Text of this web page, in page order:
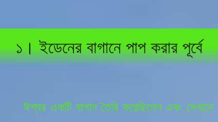
১। ইডেনের বাগানে পাপ করার পূর্বে
ঈশ্বর একটি বাগান তৈরি করেছিলেন এবং সেখানে